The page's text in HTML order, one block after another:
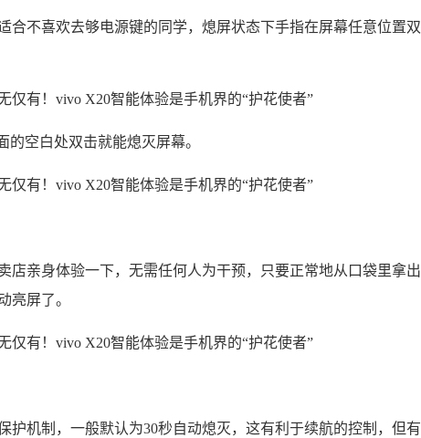
合不喜欢去够电源键的同学，熄屏状态下手指在屏幕任意位置双
的空白处双击就能熄灭屏幕。
店亲身体验一下，无需任何人为干预，只要正常地从口袋里拿出
亮屏了。
护机制，一般默认为30秒自动熄灭，这有利于续航的控制，但有